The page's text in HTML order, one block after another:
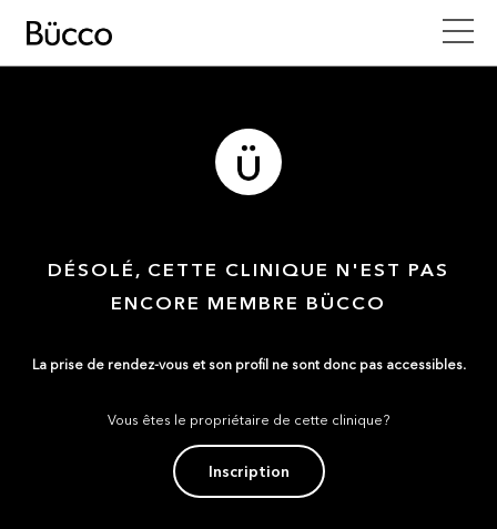
DÉSOLÉ, CETTE CLINIQUE N'EST PAS
ENCORE MEMBRE BÜCCO
La prise de rendez-vous et son profil ne sont donc pas accessibles.
Vous êtes le propriétaire de cette clinique?
Inscription